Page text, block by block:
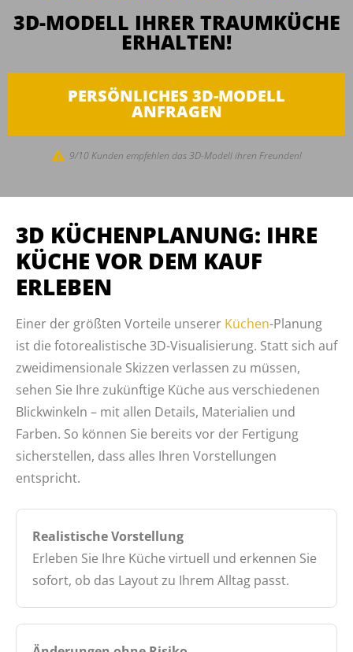
3D-MODELL IHRER TRAUMKÜCHE
ERHALTEN!
PERSÖNLICHES 3D-MODELL
ANFRAGEN
9/10 Kunden empfehlen das 3D-Modell ihren Freunden!
3D KÜCHENPLANUNG: IHRE
KÜCHE VOR DEM KAUF
ERLEBEN
Einer der größten Vorteile unserer Küchen-Planung
ist die fotorealistische 3D-Visualisierung. Statt sich auf
zweidimensionale Skizzen verlassen zu müssen,
sehen Sie Ihre zukünftige Küche aus verschiedenen
Blickwinkeln – mit allen Details, Materialien und
Farben. So können Sie bereits vor der Fertigung
sicherstellen, dass alles Ihren Vorstellungen
entspricht.
Realistische Vorstellung
Erleben Sie Ihre Küche virtuell und erkennen Sie
sofort, ob das Layout zu Ihrem Alltag passt.